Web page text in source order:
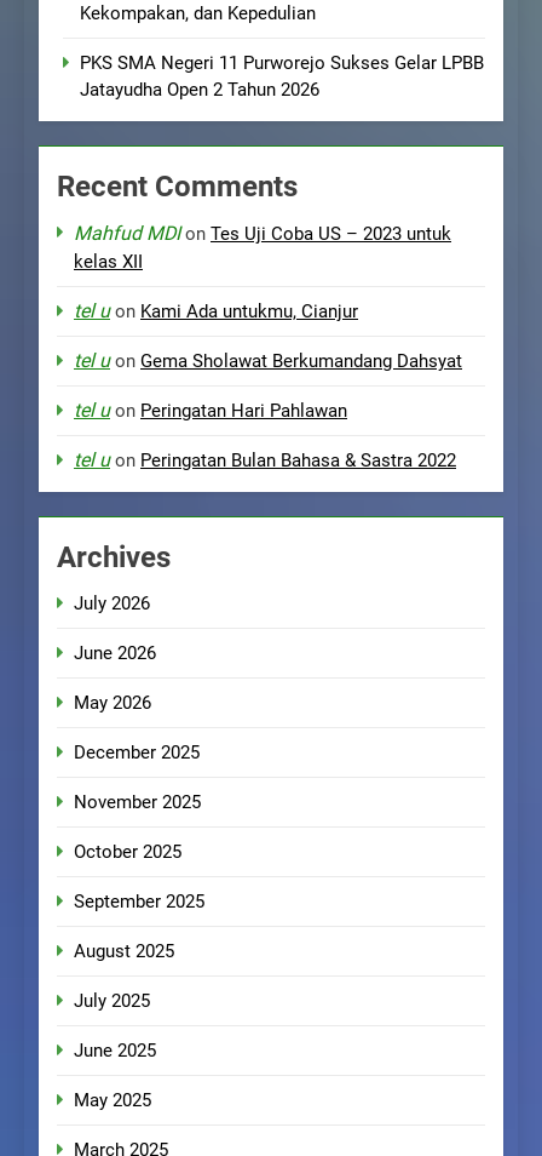
Kekompakan, dan Kepedulian
PKS SMA Negeri 11 Purworejo Sukses Gelar LPBB
Jatayudha Open 2 Tahun 2026
Recent Comments
Mahfud MDIon Tes Uji Coba US – 2023 untuk
kelas XII
tel uon Kami Ada untukmu, Cianjur
tel uon Gema Sholawat Berkumandang Dahsyat
tel uon Peringatan Hari Pahlawan
tel uon Peringatan Bulan Bahasa & Sastra 2022
Archives
July 2026
June 2026
May 2026
December 2025
November 2025
October 2025
September 2025
August 2025
July 2025
June 2025
May 2025
March 2025